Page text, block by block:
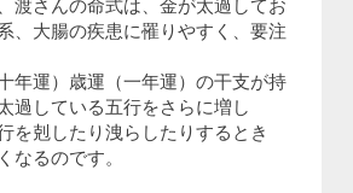
渡さんの命式は、金が太過してお
、大腸の疾患に罹りやすく、要注
年運）歳運（一年運）の干支が持
過している五行をさらに増し
を剋したり洩らしたりするとき
なるのです。